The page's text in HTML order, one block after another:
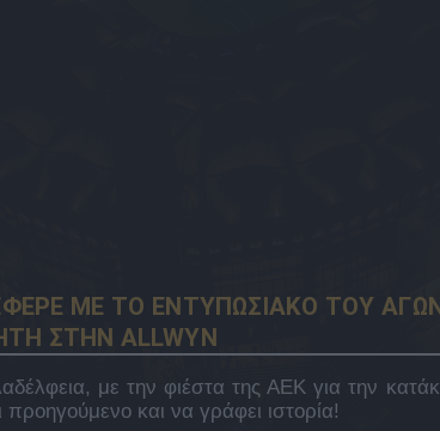
ΜΕ ΤΟ ΕΝΤΥΠΩΣΙΑΚΟ ΤΟΥ
ΣΤΗΝ ΑLLWYN
με την φιέστα της ΑΕΚ για την
και να γράφει ιστορία!